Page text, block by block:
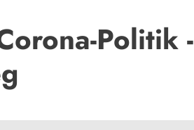
Politik -